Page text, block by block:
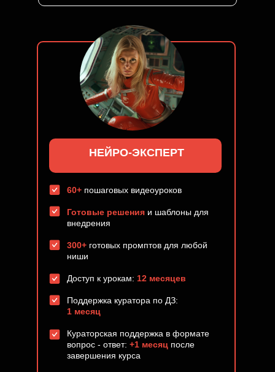
НЕЙРО-ЭКСПЕРТ
60+ пошаговых видеоуроков
Готовые решения и шаблоны для
внедрения
300+ готовых промптов для любой
ниши
Доступ к урокам: 12 месяцев
Поддержка куратора по ДЗ:
1 месяц
Кураторская поддержка в формате
вопрос - ответ: +1 месяц после
завершения курса